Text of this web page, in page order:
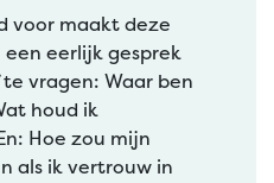
voor maakt deze
eerlijk gesprek
vragen: Waar ben
houd ik
Hoe zou mijn
als ik vertrouw in